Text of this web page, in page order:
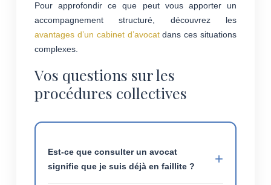
Pour approfondir ce que peut vous apporter un
accompagnement structuré, découvrez les
avantages d’un cabinet d’avocatdans ces situations
complexes.
Vos questions sur les
procédures collectives
Est-ce que consulter un avocat
signifie que je suis déjà en faillite ?